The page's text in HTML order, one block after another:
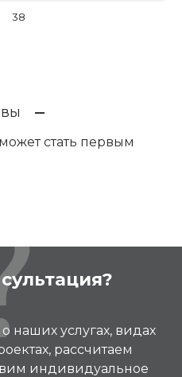
38
стать первым
наших услугах, видах
рассчитаем
индивидуальное